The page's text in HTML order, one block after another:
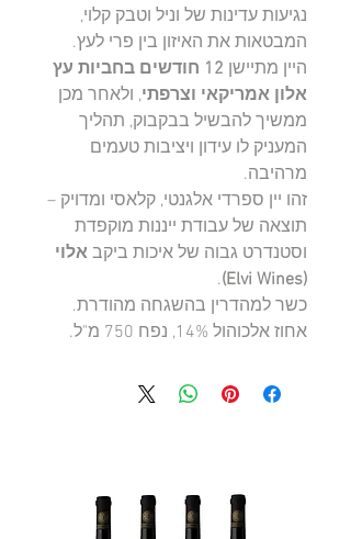
נגיעות עדינות של וניל וטבק קלוי,
המבטאות את האיזון בין פרי לעץ.
היין מתיישן
12 חודשים בחביות עץ
אלון אמריקאי וצרפתי, ולאחר מכן
ממשיך להבשיל בבקבוק, תהליך
המעניק לו עידון ויציבות טעמים
מרהיבה.
זהו יין ספרדי אלגנטי, קלאסי ומדויק –
תוצאה של עבודת ייננות מוקפדת
וסטנדרט גבוה של איכות ביקב אלוי
(Elvi Wines)
.
כשר למהדרין בהשגחה מהודרת.
אחוז אלכוהול ‎14%‎, נפח ‎750 מ"ל‎.